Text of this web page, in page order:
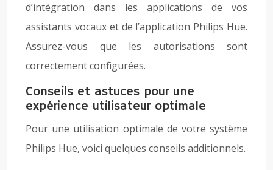
d’intégration dans les applications de vos
assistants vocaux et de l’application Philips Hue.
Assurez-vous que les autorisations sont
correctement configurées.
Conseils et astuces pour une
expérience utilisateur optimale
Pour une utilisation optimale de votre système
Philips Hue, voici quelques conseils additionnels.